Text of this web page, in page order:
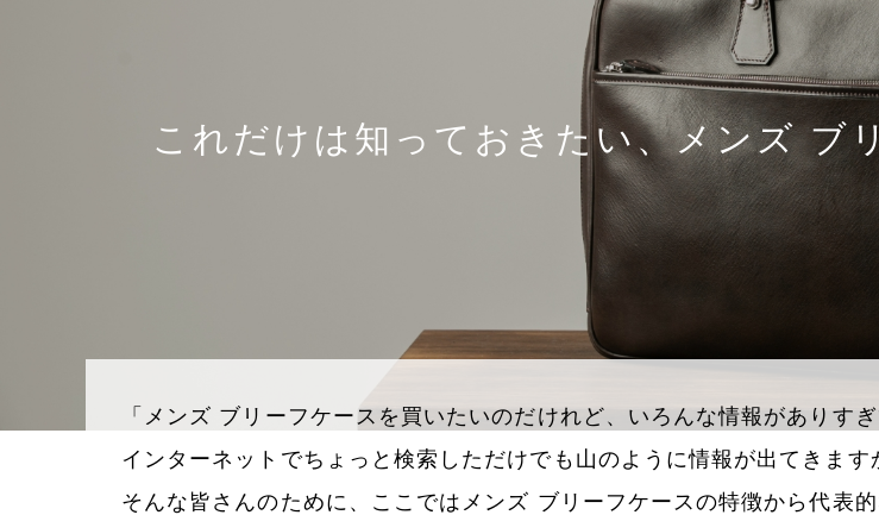
これだけは知っておきたい、メンズ ブ
「メンズ ブリーフケースを買いたいのだけれど、いろんな情報がありすぎ
インターネットでちょっと検索しただけでも山のように情報が出てきます
そんな皆さんのために、ここではメンズ ブリーフケースの特徴から代表